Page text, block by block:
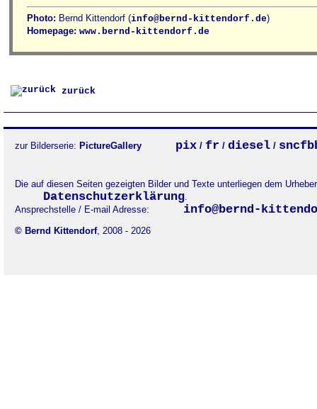
Photo: Bernd Kittendorf (info@bernd-kittendorf.de)
Homepage: www.bernd-kittendorf.de
zurück
zur Bilderserie: PictureGallery pix / fr / diesel /
Die auf diesen Seiten gezeigten Bilder und Texte unterliegen dem
Datenschutzerklärung.
Ansprechstelle / E-mail Adresse:
info@bernd-
© Bernd Kittendorf, 2008 - 2026